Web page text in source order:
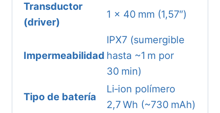
Transductor
(driver)
1 × 40 mm (1,57″)
Impermeabilidad
IPX7 (sumergible
hasta ~1 m por
30 min)
Tipo de batería
Li‑ion polímero
2,7 Wh (~730 mAh)